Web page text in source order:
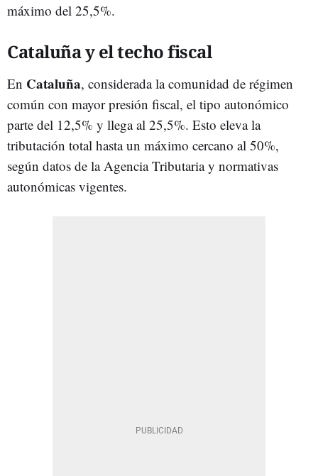
máximo del 25,5%.
Cataluña y el techo fiscal
En Cataluña, considerada la comunidad de régimen
común con mayor presión fiscal, el tipo autonómico
parte del 12,5% y llega al 25,5%. Esto eleva la
tributación total hasta un máximo cercano al 50%,
según datos de la Agencia Tributaria y normativas
autonómicas vigentes.